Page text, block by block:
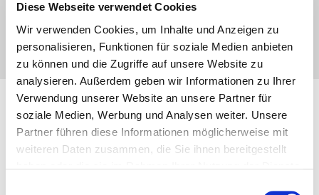
Diese Webseite verwendet Cookies
Wir verwenden Cookies, um Inhalte und Anzeigen zu
personalisieren, Funktionen für soziale Medien anbieten
zu können und die Zugriffe auf unsere Website zu
analysieren. Außerdem geben wir Informationen zu Ihrer
Verwendung unserer Website an unsere Partner für
soziale Medien, Werbung und Analysen weiter. Unsere
Partner führen diese Informationen möglicherweise mit
weiteren Daten zusammen, die Sie ihnen bereitgestellt
CONGRATULATIONS FOR OBTAINING HIS MASTER OF